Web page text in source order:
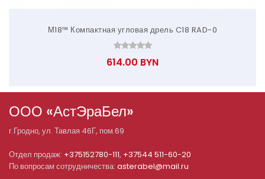
М18™ Компактная угловая дрель C18 RAD-0
614.00 BYN
ООО «АстЭраБел»
г.Гродно, ул. Тавлая 46Г, пом.69
Отдел продаж: +375152780-111, +37544 511-60-20
По вопросам сотрудничества: asterabel@mail.ru